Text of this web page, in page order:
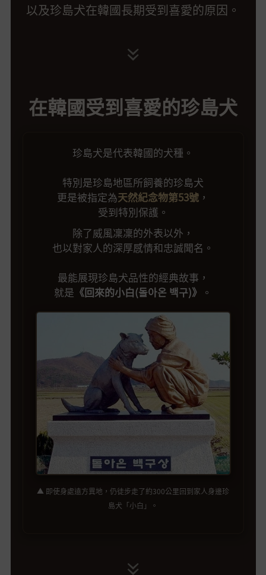
以及珍島犬在韓國長期受到喜愛的原因。
在韓國受到喜愛的珍島犬
珍島犬是代表韓國的犬種。
特別是珍島地區所飼養的珍島犬
更是被指定為天然紀念物第53號 ，
受到特別保護。
除了威風凜凜的外表以外，
也以對家人的深厚感情和忠誠聞名。
最能展現珍島犬品性的經典故事，
就是 《回來的小白(돌아온 백구)》 。
▲ 即使身處遠方異地，仍徒步走了約300公里回到家人身邊珍
島犬「小白」。